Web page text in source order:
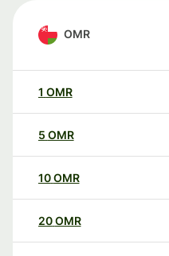
OMR
1 OMR
5 OMR
10OMR
20OMR